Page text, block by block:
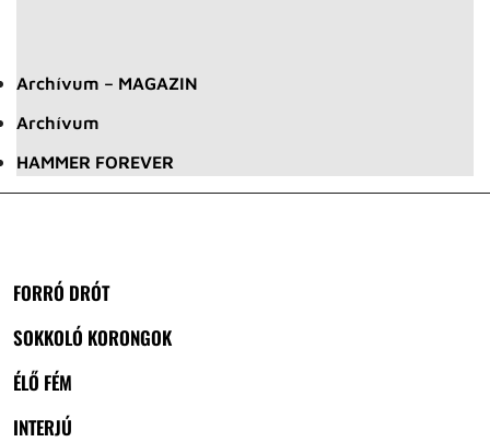
Archívum – MAGAZIN
Archívum
HAMMER FOREVER
FORRÓ DRÓT
SOKKOLÓ KORONGOK
ÉLŐ FÉM
INTERJÚ